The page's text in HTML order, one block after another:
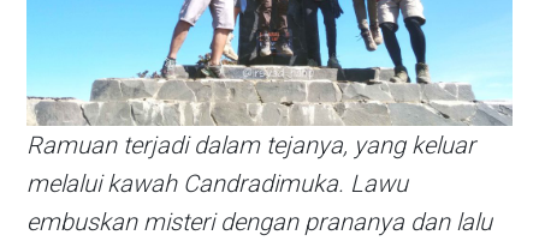
Ramuan terjadi dalam tejanya, yang keluar
melalui kawah Candradimuka. Lawu
embuskan misteri dengan prananya dan lalu